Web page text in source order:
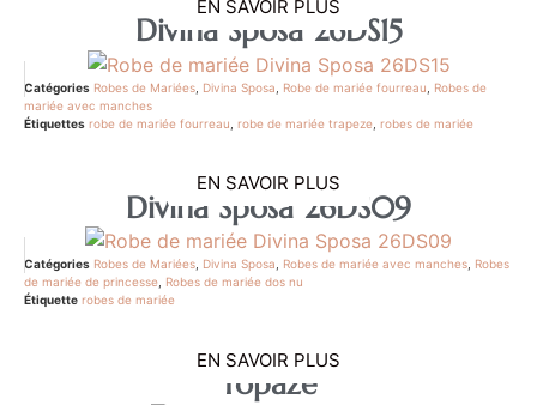
Divina Sposa 26DS15
EN SAVOIR PLUS
Catégories Robes de Mariées Divina Sposa Robe de mariée fourreau
Robes de
mariée avec manches
Étiquettes robe de mariée fourreau robe de mariée trapeze robes de mariée
Divina Sposa 26DS09
EN SAVOIR PLUS
Catégories Robes de Mariées, Divina Sposa, Robes de mariée avec manches, Robes
de mariée de princesse, Robes de mariée dos nu
Étiquette robes de mariée
Topaze
EN SAVOIR PLUS